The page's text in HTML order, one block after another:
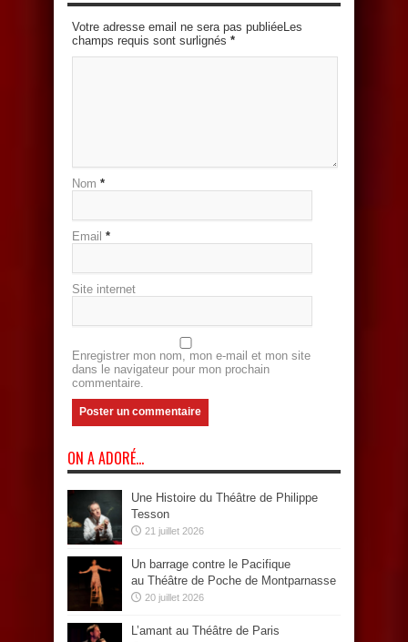
Votre adresse email ne sera pas publiéeLes
champs requis sont surlignés *
Nom *
Email *
Site internet
Enregistrer mon nom, mon e-mail et mon site
dans le navigateur pour mon prochain
commentaire.
ON A ADORÉ…
Une Histoire du Théâtre de Philippe
Tesson
21 juillet 2026
Un barrage contre le Pacifique
au Théâtre de Poche de Montparnasse
20 juillet 2026
L’amant au Théâtre de Paris